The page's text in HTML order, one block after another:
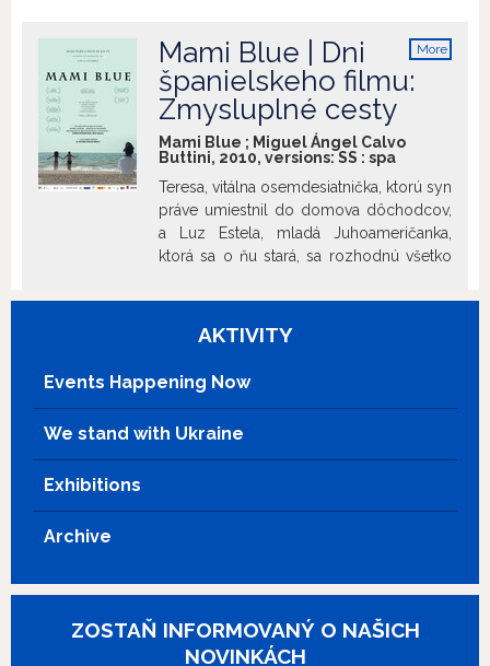
živote. Spoločne sa vydávajú na cestu do
Ríma, aby sa pokúsili o prijatie u Giny
Lollobrigidy, divy, s ktorou sa delili o
plátno vo filme Šalamún a kráľovná zo
Sáby. Milá Gina je výpravou do
spomienok dvoch mužov z galícijského
vidieka, ktorí svoj každodenný pokoj
prenášajú do mestského a súčasného
Ríma. Ich stretnutie s Ginou Lollobrigidou
sa stane zlomovým bodom v ich
More
Mami Blue | Dni
španielskeho filmu:
Zmysluplné cesty
Mami Blue ; Miguel Ángel Calvo
Buttini, 2010, versions: SS : spa
Teresa, vitálna osemdesiatnička, ktorú syn
práve umiestnil do domova dôchodcov,
a Luz Estela, mladá Juhoameričanka,
ktorá sa o ňu stará, sa rozhodnú všetko
vytuningovanom aute Luz Estelinho
priateľa. Netušiac, aký nečakaný „náklad“
v aute vezú, ich dobrodružný útek
prekvapivými krajinami. Do deja sa
Luz Estely, gang drobných obchodníkov
s ľuďmi aj bizarná dvojica z Guardia Civil.
paletu neobyčajných postáv.
AKTIVITY
Events Happening Now
We stand with Ukraine
Exhibitions
Archive
ZOSTAŇ INFORMOVANÝ O NAŠICH
NOVINKÁCH